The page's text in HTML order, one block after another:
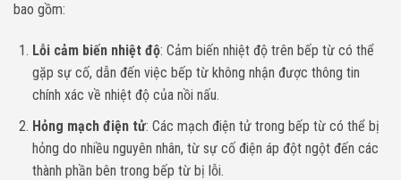
bao gồm:
Lỗi cảm biến nhiệt độ: Cảm biến nhiệt độ trên bếp từ có thể
gặp sự cố, dẫn đến việc bếp từ không nhận được thông tin
chính xác về nhiệt độ của nồi nấu.
Hỏng mạch điện tử: Các mạch điện tử trong bếp từ có thể bị
hỏng do nhiều nguyên nhân, từ sự cố điện áp đột ngột đến các
thành phần bên trong bếp từ bị lỗi.